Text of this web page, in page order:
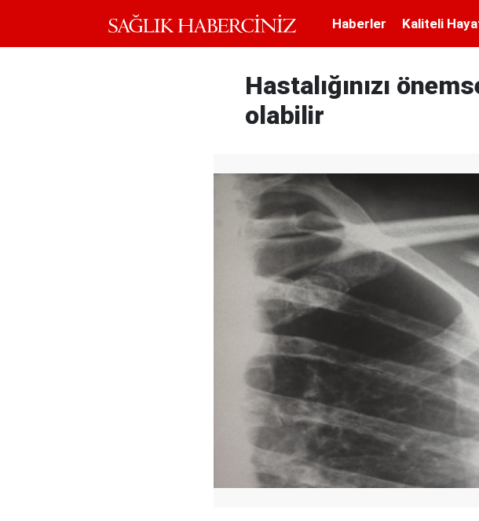
Haberler Kaliteli
Hastalığınızı
olabilir